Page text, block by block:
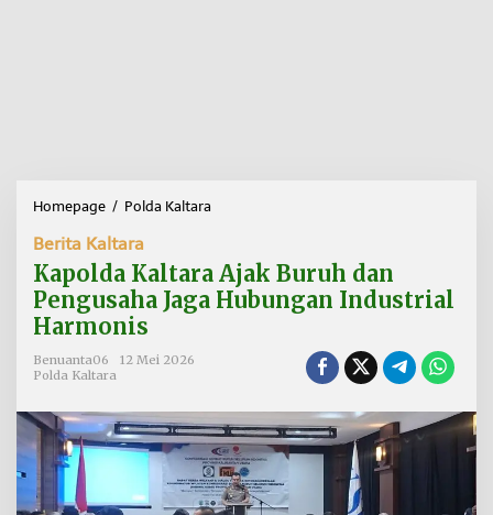
Homepage / Polda Kaltara
l
d
a
r
a
A
j
Berita Kaltara
Kapolda Kaltara Ajak Buruh dan
Pengusaha Jaga Hubungan Industrial
Harmonis
Benuanta06
12 Mei 2026
Polda Kaltara